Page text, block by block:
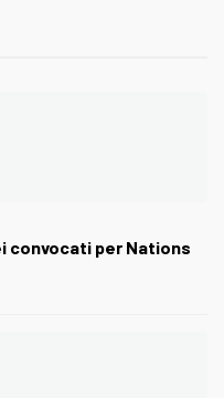
convocati per Nations